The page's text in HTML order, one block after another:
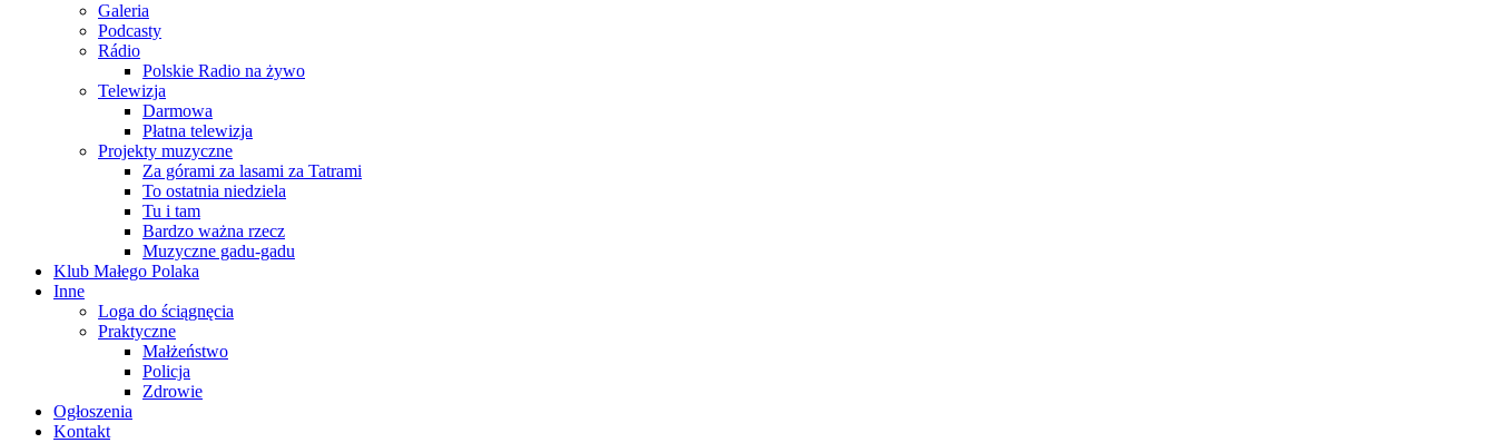
Galeria
Podcasty
Rádio
Polskie Radio na żywo
Telewizja
Darmowa
Płatna telewizja
Projekty muzyczne
Za górami za lasami za Tatrami
To ostatnia niedziela
Tu i tam
Bardzo ważna rzecz
Muzyczne gadu-gadu
Klub Małego Polaka
Inne
Loga do ściągnęcia
Praktyczne
Małżeństwo
Policja
Zdrowie
Ogłoszenia
Kontakt